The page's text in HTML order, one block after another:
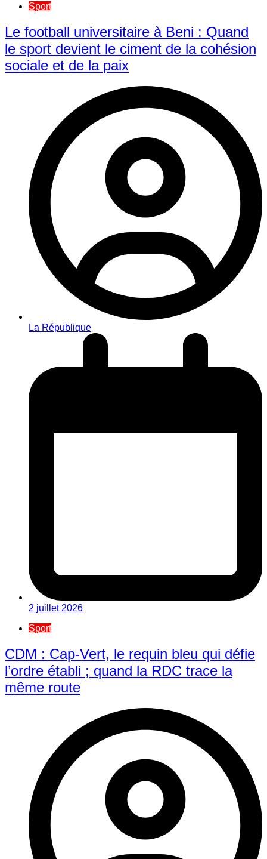
Sport
Le football universitaire à Beni : Quand
le sport devient le ciment de la cohésion
sociale et de la paix
La République
2 juillet 2026
Sport
CDM : Cap-Vert, le requin bleu qui défie
l’ordre établi ; quand la RDC trace la
même route